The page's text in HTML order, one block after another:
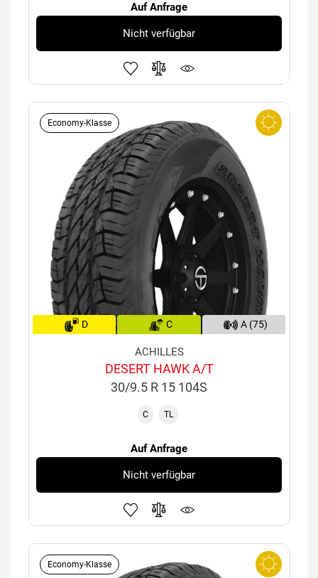
Auf Anfrage
Nicht verfügbar
Economy-Klasse
D C A (75)
ACHILLES
DESERT HAWK A/T
30/9.5 R 15 104S
C TL
Auf Anfrage
Nicht verfügbar
Economy-Klasse